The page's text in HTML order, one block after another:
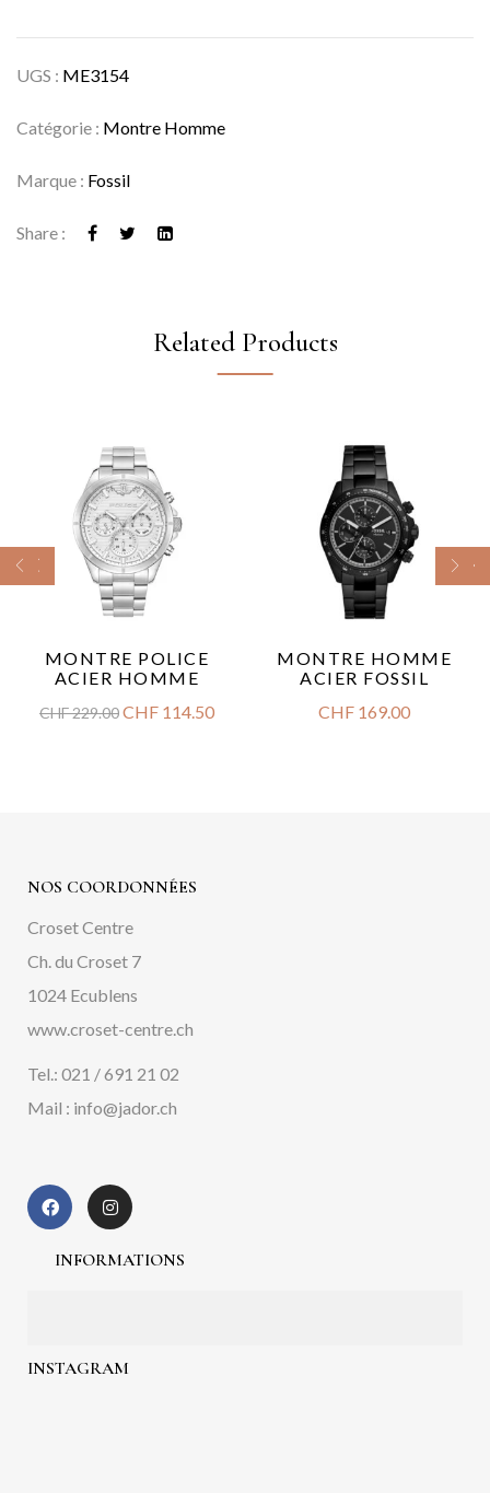
UGS : ME3154
Catégorie : Montre Homme
Marque : Fossil
Share :
Related Products
MONTRE POLICE
ACIER HOMME
CHF229.00CHF 114.50
MONTRE HOMME
ACIER FOSSIL
CHF 169.00
NOS COORDONNÉES
Croset Centre
Ch. du Croset 7
1024 Ecublens
www.croset-centre.ch
Tel.: 021 / 691 21 02
Mail : info@jador.ch
INFORMATIONS
INSTAGRAM